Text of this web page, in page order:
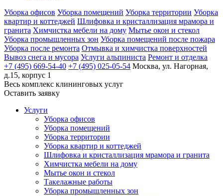
Уборка офисов Уборка помещений Уборка территории Уборка
квартир и коттеджей Шлифовка и кристаллизация мрамора и
гранита Химчистка мебели на дому Мытье окон и стекол
Уборка промышленных зон Уборка помещений после пожара
Уборка после ремонта Отмывка и химчистка поверхностей
Вывоз снега и мусора Услуги альпиниста Ремонт и отделка
+7 (495) 669-54-40 +7 (495) 025-05-54 Москва, ул. Нагорная,
д.15, корпус 1
Весь комплекс клининговых услуг
Оставить заявку
Услуги
Уборка офисов
Уборка помещений
Уборка территории
Уборка квартир и коттеджей
Шлифовка и кристаллизация мрамора и гранита
Химчистка мебели на дому
Мытье окон и стекол
Такелажные работы
Уборка промышленных зон